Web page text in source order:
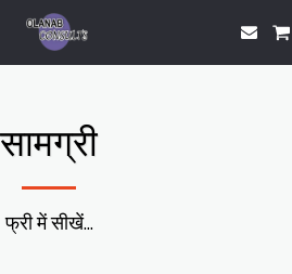
सामग्री
फ्री में सीखें...